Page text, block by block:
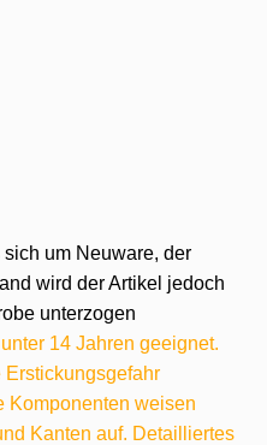
um Neuware, der
wird der Artikel jedoch
unterzogen
14 Jahren geeignet.
Komponenten weisen
Kanten auf. Detailliertes